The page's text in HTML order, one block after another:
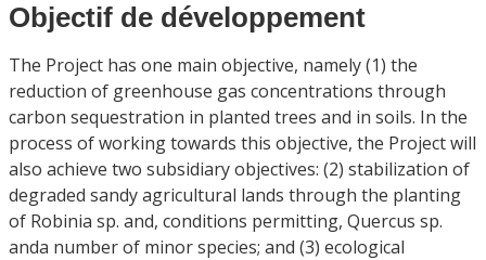
Objectif de développement
The Project has one main objective, namely (1) the
reduction of greenhouse gas concentrations through
carbon sequestration in planted trees and in soils. In the
process of working towards this objective, the Project will
also achieve two subsidiary objectives: (2) stabilization of
degraded sandy agricultural lands through the planting
of Robinia sp. and, conditions permitting, Quercus sp.
anda number of minor species; and (3) ecological